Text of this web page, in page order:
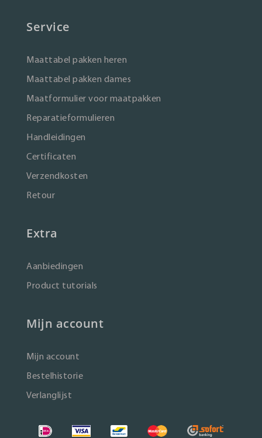
Service
Maattabel pakken heren
Maattabel pakken dames
Maatformulier voor maatpakken
Reparatieformulieren
Handleidingen
Certificaten
Verzendkosten
Retour
Extra
Aanbiedingen
Product tutorials
Mijn account
Mijn account
Bestelhistorie
Verlanglijst